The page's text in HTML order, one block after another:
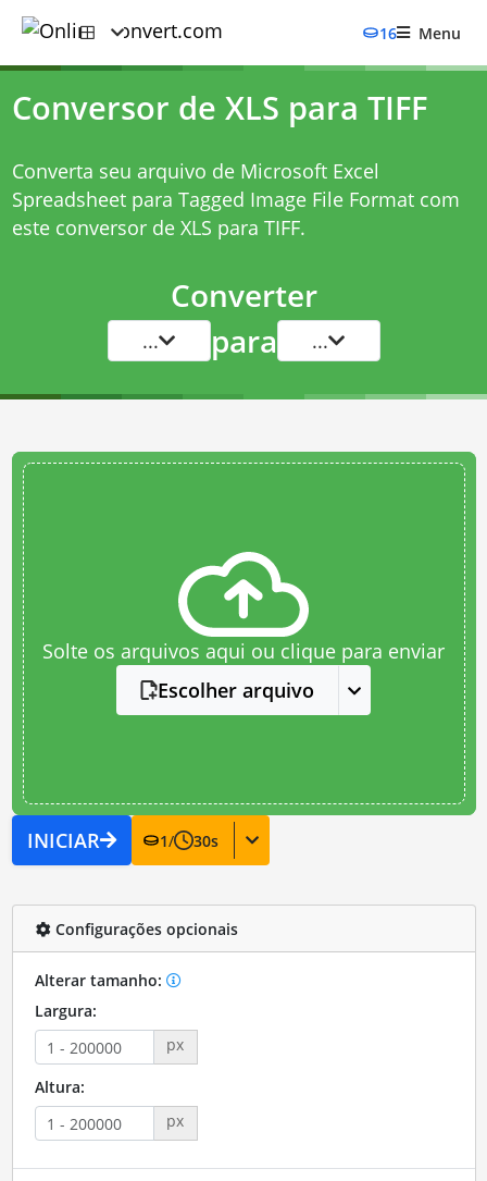
16 Menu
Conversor de XLS para TIFF
Converta seu arquivo de Microsoft Excel
Spreadsheet para Tagged Image File Format com
este conversor de XLS para TIFF.
Converter
... para ...
Solte os arquivos aqui ou clique para enviar
Escolher arquivo
INICIAR 1/ 30s
Configurações opcionais
Alterar tamanho:
Largura:
px
Altura:
px